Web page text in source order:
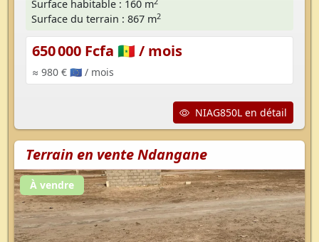
Surface habitable : 160 m
Surface du terrain : 867 m2
650 000 Fcfa 🇸🇳 / mois
≈ 980 € 🇪🇺 / mois
NIAG850L en détail
Terrain en vente Ndangane
À vendre